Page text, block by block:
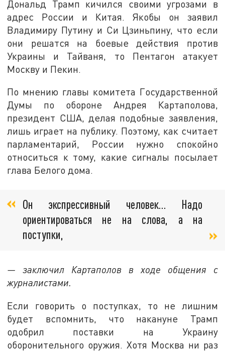
Дональд Трамп кичился своими угрозами в
адрес России и Китая. Якобы он заявил
Владимиру Путину и Си Цзиньпину, что если
они решатся на боевые действия против
Украины и Тайваня, то Пентагон атакует
Москву и Пекин.
По мнению главы комитета Государственной
Думы по обороне Андрея Картаполова,
президент США, делая подобные заявления,
лишь играет на публику. Поэтому, как считает
парламентарий, России нужно спокойно
относиться к тому, какие сигналы посылает
глава Белого дома.
Он экспрессивный человек… Надо
ориентироваться не на слова, а на
поступки,
— заключил Картаполов в ходе общения с
журналистами.
Если говорить о поступках, то не лишним
будет вспомнить, что накануне Трамп
одобрил поставки на Украину
оборонительного оружия. Хотя Москва ни раз